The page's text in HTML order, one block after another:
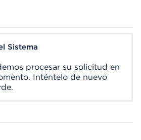
Sistema
procesar su solicitud en
Inténtelo de nuevo